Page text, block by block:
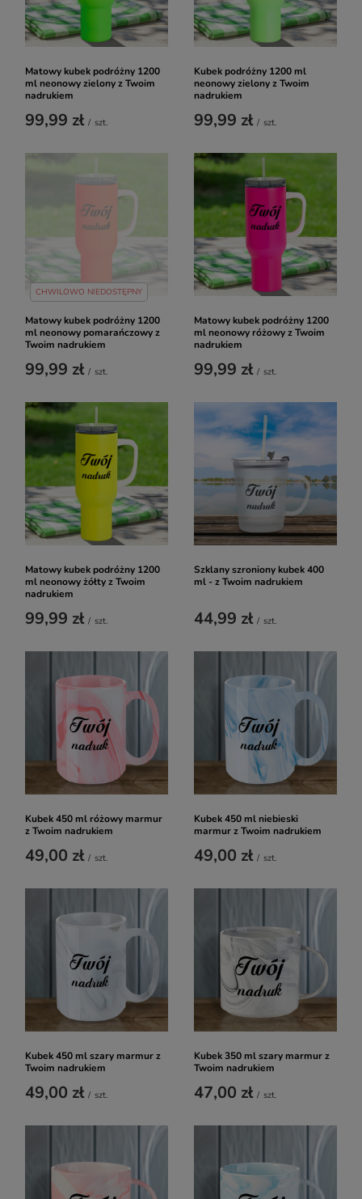
Matowy kubek podróżny 1200
ml neonowy zielony z Twoim
nadrukiem
99,99 zł / szt.
Kubek podróżny 1200 ml
neonowy zielony z Twoim
nadrukiem
99,99 zł / szt.
CHWILOWO NIEDOSTĘPNY
Matowy kubek podróżny 1200
ml neonowy pomarańczowy z
Twoim nadrukiem
99,99 zł / szt.
Matowy kubek podróżny 1200
ml neonowy różowy z Twoim
nadrukiem
99,99 zł / szt.
Matowy kubek podróżny 1200
ml neonowy żółty z Twoim
nadrukiem
99,99 zł / szt.
Szklany szroniony kubek 400
ml - z Twoim nadrukiem
44,99 zł / szt.
Kubek 450 ml różowy marmur
z Twoim nadrukiem
49,00 zł / szt.
Kubek 450 ml niebieski
marmur z Twoim nadrukiem
49,00 zł / szt.
Kubek 450 ml szary marmur z
Twoim nadrukiem
49,00 zł / szt.
Kubek 350 ml szary marmur z
Twoim nadrukiem
47,00 zł / szt.